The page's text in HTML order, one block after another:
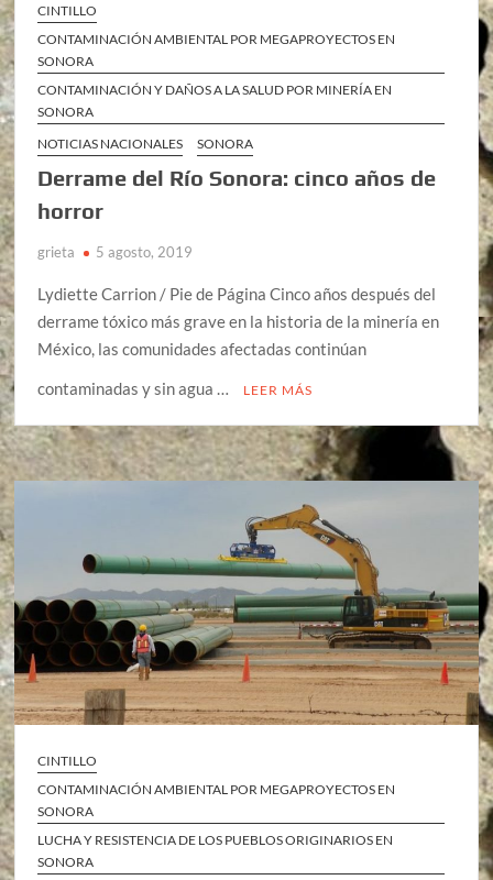
CINTILLO
CONTAMINACIÓN AMBIENTAL POR MEGAPROYECTOS EN
SONORA
CONTAMINACIÓN Y DAÑOS A LA SALUD POR MINERÍA EN
SONORA
NOTICIAS NACIONALES
SONORA
Derrame del Río Sonora: cinco años de
horror
grieta 5 agosto, 2019
Lydiette Carrion / Pie de Página Cinco años después del
derrame tóxico más grave en la historia de la minería en
México, las comunidades afectadas continúan
contaminadas y sin agua …
LEER MÁS
CINTILLO
CONTAMINACIÓN AMBIENTAL POR MEGAPROYECTOS EN
SONORA
LUCHA Y RESISTENCIA DE LOS PUEBLOS ORIGINARIOS EN
SONORA